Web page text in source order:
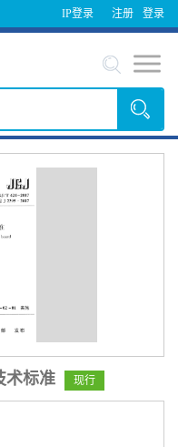
IP登录 登录
注册
术标准 现行